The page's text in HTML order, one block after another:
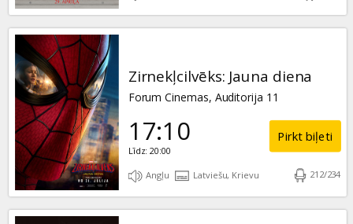
Zirnekļcilvēks: Jauna diena
Forum Cinemas, Auditorija 11
17:10
Līdz: 20:00
Pirkt biļeti
Angļu Latviešu, Krievu 212/234